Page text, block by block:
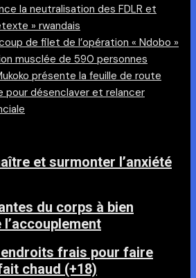
la neutralisation des FDLR et
» rwandais
de filet de l’opération « Ndobo »
musclée de 590 personnes
présente la feuille de route
pour désenclaver et relancer
et surmonter l’anxiété
du corps à bien
endroits frais pour faire
chaud (+18)